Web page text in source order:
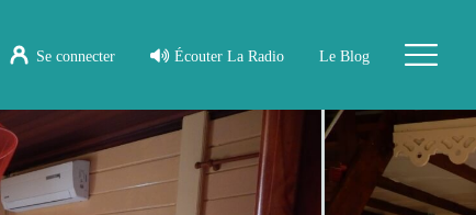
Se connecter Écouter La Radio Le Blog